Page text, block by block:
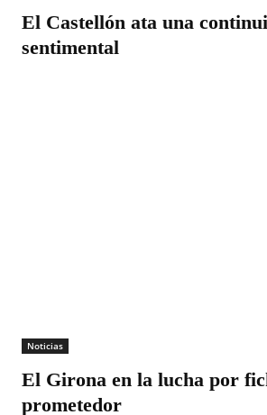
El Castellón ata una
sentimental
Noticias
El Girona en la lucha por
prometedor